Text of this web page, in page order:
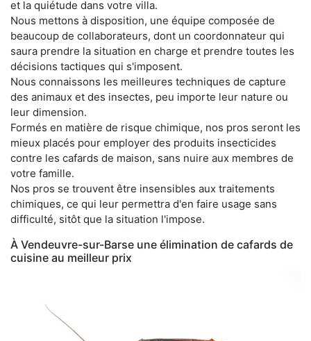
et la quiétude dans votre villa.
Nous mettons à disposition, une équipe composée de
beaucoup de collaborateurs, dont un coordonnateur qui
saura prendre la situation en charge et prendre toutes les
décisions tactiques qui s'imposent.
Nous connaissons les meilleures techniques de capture
des animaux et des insectes, peu importe leur nature ou
leur dimension.
Formés en matière de risque chimique, nos pros seront les
mieux placés pour employer des produits insecticides
contre les cafards de maison, sans nuire aux membres de
votre famille.
Nos pros se trouvent être insensibles aux traitements
chimiques, ce qui leur permettra d'en faire usage sans
difficulté, sitôt que la situation l'impose.
À Vendeuvre-sur-Barse une élimination de cafards de
cuisine au meilleur prix